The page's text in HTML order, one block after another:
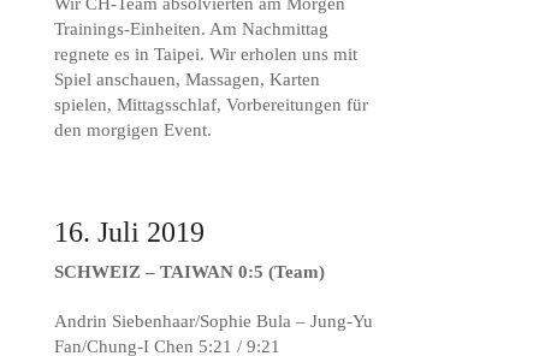
Wir CH-Team absolvierten am Morgen
Trainings-Einheiten. Am Nachmittag
regnete es in Taipei. Wir erholen uns mit
Spiel anschauen, Massagen, Karten
spielen, Mittagsschlaf, Vorbereitungen für
den morgigen Event.
16. Juli 2019
SCHWEIZ – TAIWAN 0:5 (Team)
Andrin Siebenhaar/Sophie Bula – Jung-Yu
Fan/Chung-I Chen 5:21 / 9:21